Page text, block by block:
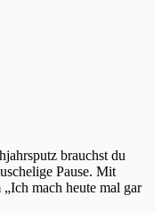
brauchst du
Pause. Mit
mach heute mal gar